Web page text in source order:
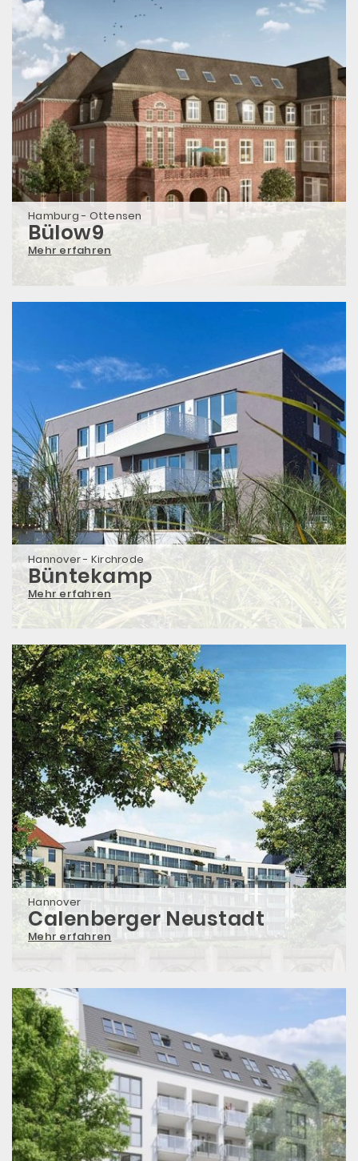
Hamburg - Ottensen
Bülow9
Mehr erfahren
Hannover - Kirchrode
Büntekamp
Mehr erfahren
Hannover
Calenberger Neustadt
Mehr erfahren